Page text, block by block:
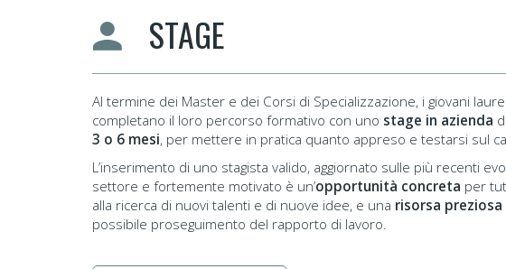
STAGE
Al termine dei Master e dei Corsi di Specializzazione, i giovani
completano il loro percorso formativo con uno stage in azienda
3 o 6 mesi, per mettere in pratica quanto appreso e testarsi sul
L’inserimento di uno stagista valido, aggiornato sulle più recenti
settore e fortemente motivato è un’opportunità concreta per
alla ricerca di nuovi talenti e di nuove idee, e una risorsa preziosa
possibile proseguimento del rapporto di lavoro.